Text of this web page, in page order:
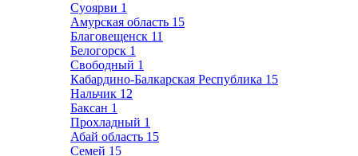
Суоярви 1
Амурская область 15
Благовещенск 11
Белогорск 1
Свободный 1
Кабардино-Балкарская Республика 15
Нальчик 12
Баксан 1
Прохладный 1
Абай область 15
Семей 15